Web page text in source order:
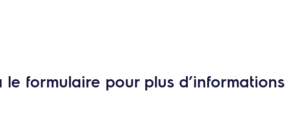
formulaire pour plus d’informations